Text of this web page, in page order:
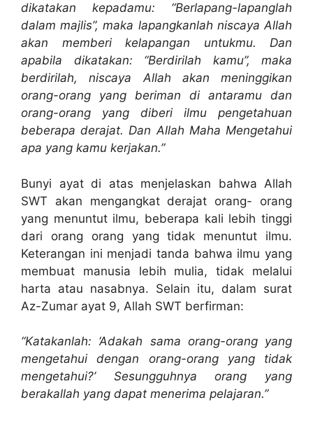
dikatakan kepadamu: “Berlapang-lapanglah
dalam majlis”, maka lapangkanlah niscaya Allah
akan memberi kelapangan untukmu. Dan
apabila dikatakan: “Berdirilah kamu”, maka
berdirilah, niscaya Allah akan meninggikan
orang-orang yang beriman di antaramu dan
orang-orang yang diberi ilmu pengetahuan
beberapa derajat. Dan Allah Maha Mengetahui
apa yang kamu kerjakan.”
Bunyi ayat di atas menjelaskan bahwa Allah
SWT akan mengangkat derajat orang- orang
yang menuntut ilmu, beberapa kali lebih tinggi
dari orang orang yang tidak menuntut ilmu.
Keterangan ini menjadi tanda bahwa ilmu yang
membuat manusia lebih mulia, tidak melalui
harta atau nasabnya. Selain itu, dalam surat
Az-Zumar ayat 9, Allah SWT berfirman:
“Katakanlah: ‘Adakah sama orang-orang yang
mengetahui dengan orang-orang yang tidak
mengetahui?’ Sesungguhnya orang yang
berakallah yang dapat menerima pelajaran.”